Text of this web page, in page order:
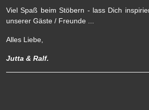
Viel Spaß beim Stöbern - lass Dich
unserer Gäste / Freunde ...
Alles Liebe,
Jutta & Ralf.